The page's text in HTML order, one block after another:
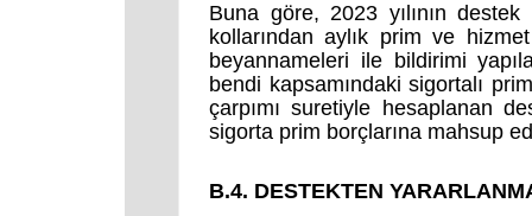
Buna göre, 2023 yılının
kollarından aylık prim ve
beyannameleri ile bildirimi
bendi kapsamındaki sigortalı
çarpımısuretiyle hesaplanan
sigorta prim borçlarına mahsup
B.4. DESTEKTEN